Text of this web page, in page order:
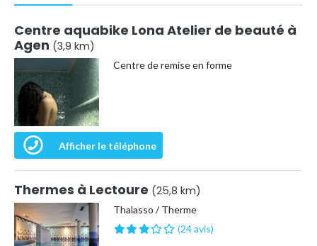
Centre aquabike Lona Atelier de beauté à
Agen (3,9 km)
Centre de remise en forme
Afficher le téléphone
Thermes à Lectoure (25,8 km)
Thalasso / Therme
(24 avis)